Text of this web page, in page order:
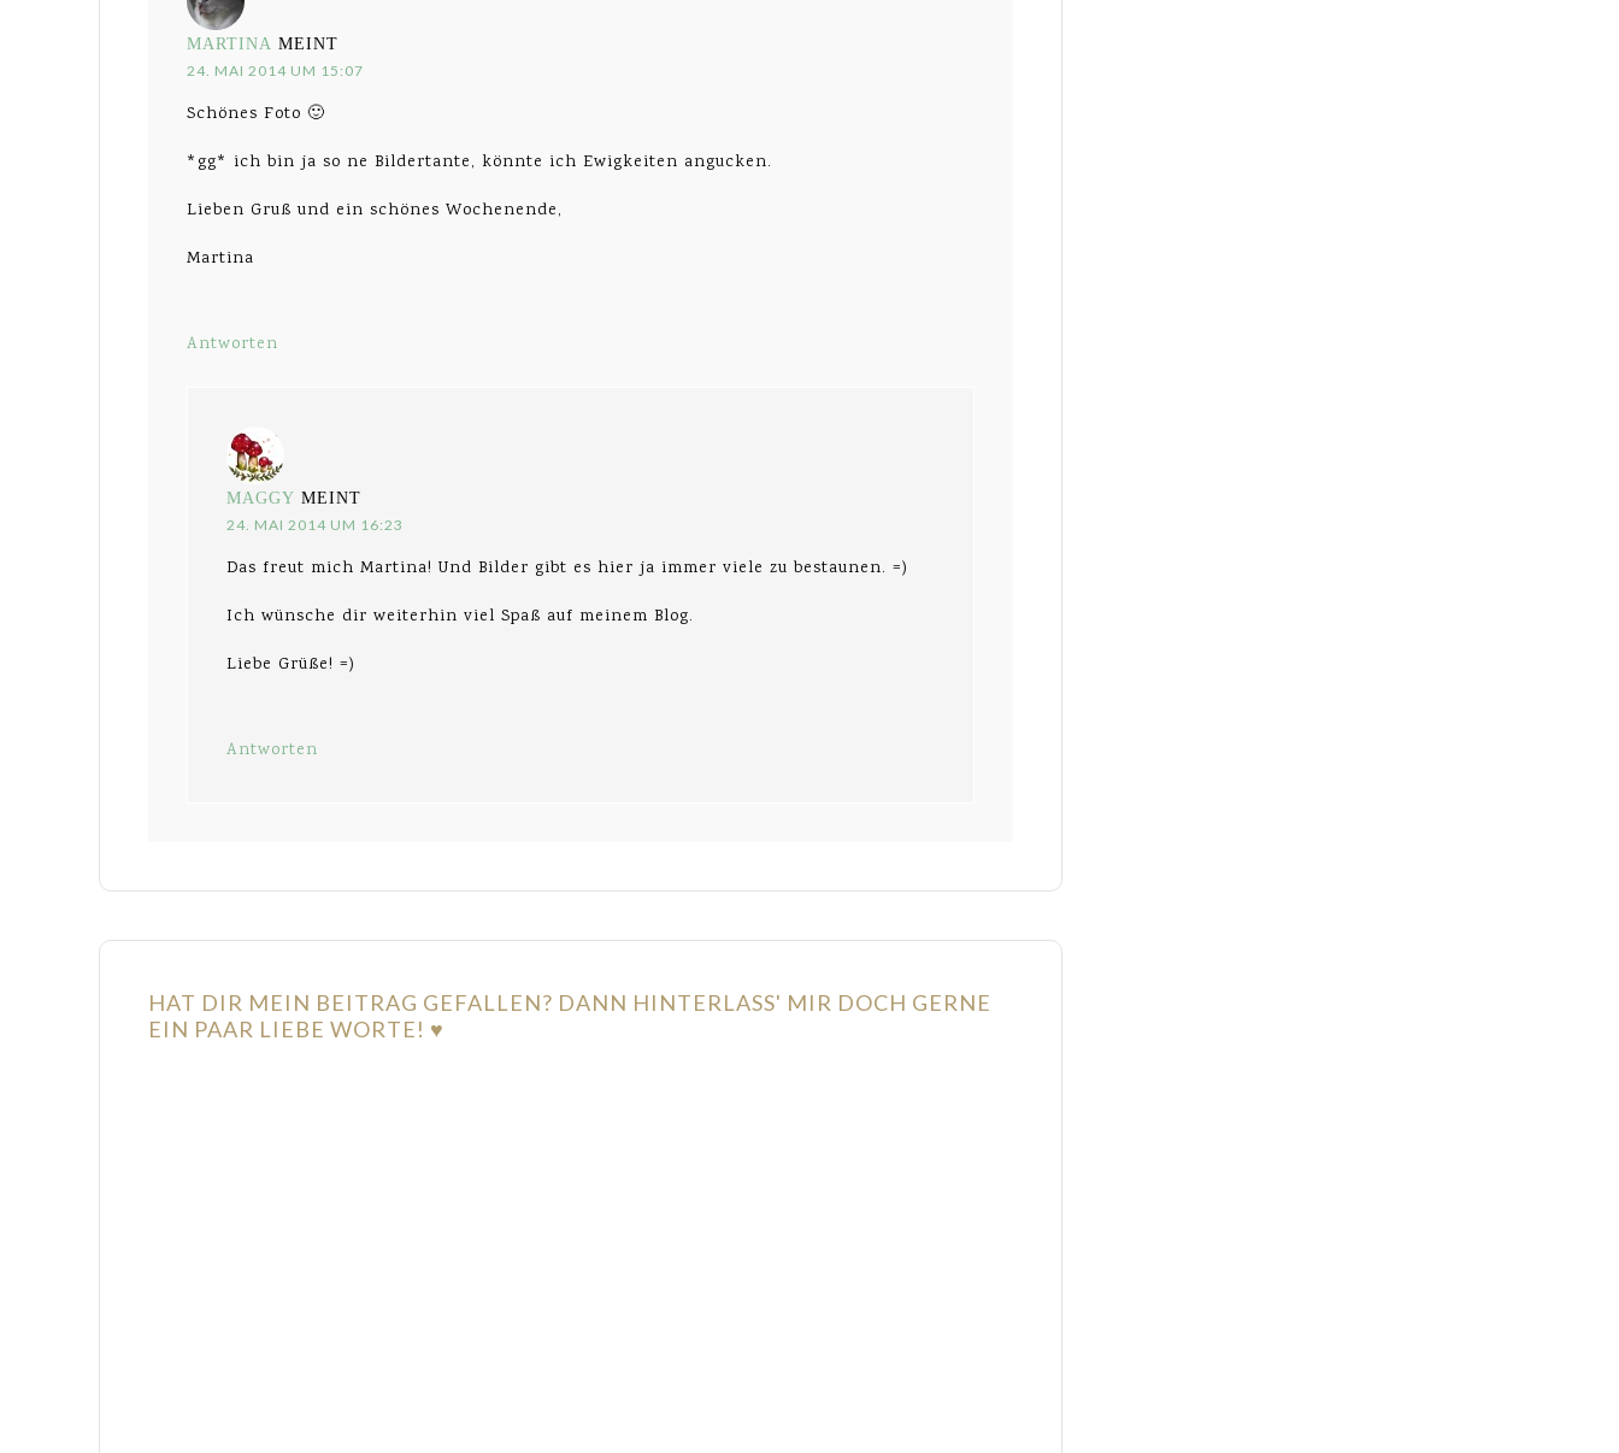
MARTINA MEINT
24. MAI 2014 UM 15:07
Schönes Foto 🙂
*gg* ich bin ja so ne Bildertante, könnte ich Ewigkeiten angucken.
Lieben Gruß und ein schönes Wochenende,
Martina
Antworten
MAGGY MEINT
24. MAI 2014 UM 16:23
Das freut mich Martina! Und Bilder gibt es hier ja immer viele zu bestaunen. =)
Ich wünsche dir weiterhin viel Spaß auf meinem Blog.
Liebe Grüße! =)
Antworten
HAT DIR MEIN BEITRAG GEFALLEN? DANN HINTERLASS' MIR DOCH GERNE
EIN PAAR LIEBE WORTE! ♥